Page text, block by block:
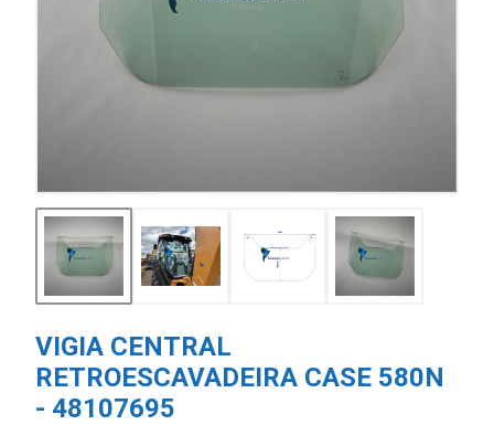
VIGIA CENTRAL
RETROESCAVADEIRA CASE 580N
- 48107695